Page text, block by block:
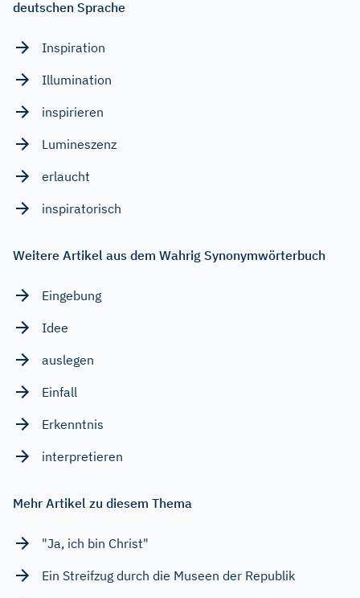
deutschen Sprache
Inspiration
Illumination
inspirieren
Lumineszenz
erlaucht
inspiratorisch
Weitere Artikel aus dem Wahrig Synonymwörterbuch
Eingebung
Idee
auslegen
Einfall
Erkenntnis
interpretieren
Mehr Artikel zu diesem Thema
"Ja, ich bin Christ"
Ein Streifzug durch die Museen der Republik